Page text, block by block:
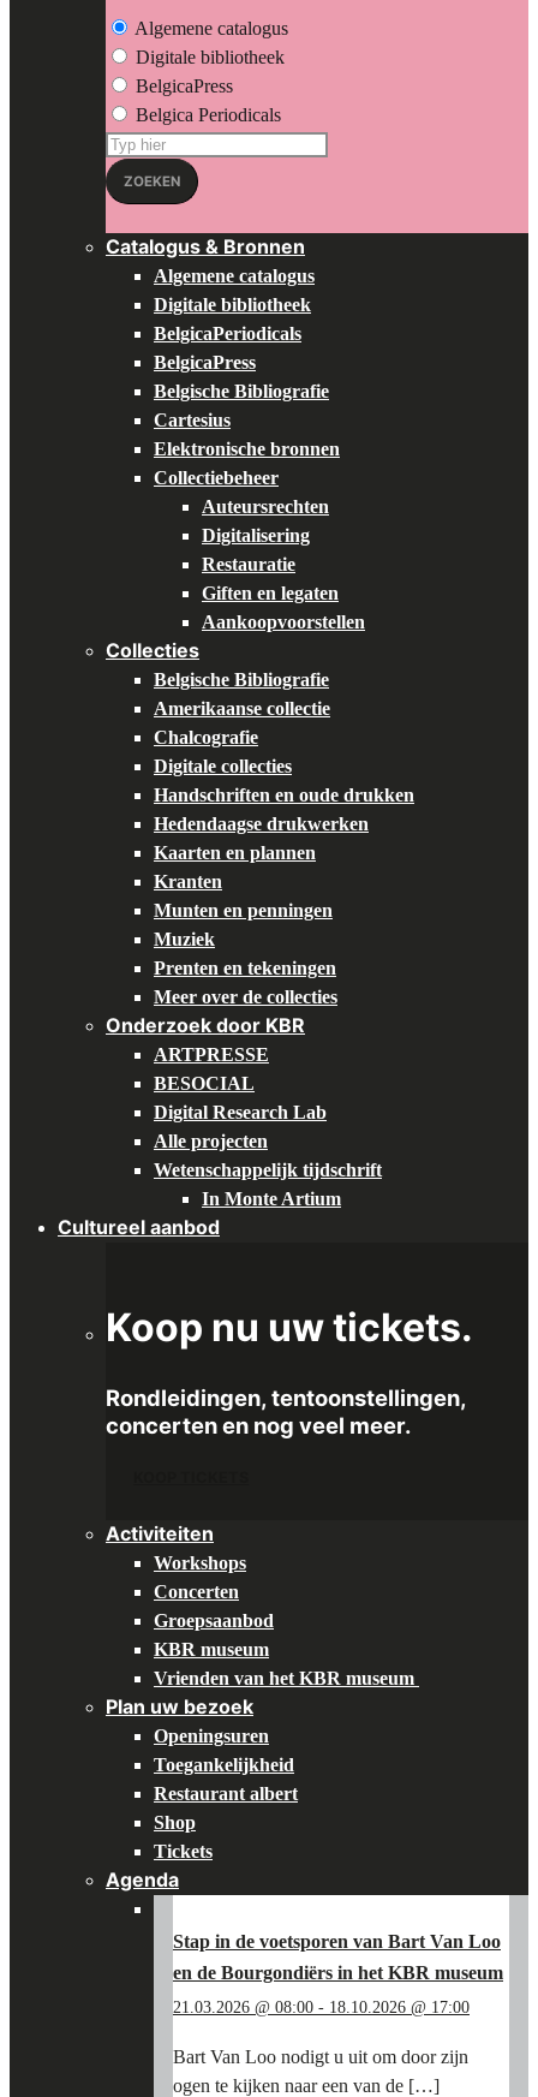
Algemene catalogus
Digitale bibliotheek
BelgicaPress
Belgica Periodicals
Zoeken
op:ZOEKEN
Catalogus & Bronnen
Algemene catalogus
Digitale bibliotheek
BelgicaPeriodicals
BelgicaPress
Belgische Bibliografie
Cartesius
Elektronische bronnen
Collectiebeheer
Auteursrechten
Digitalisering
Restauratie
Giften en legaten
Aankoopvoorstellen
Collecties
Belgische Bibliografie
Amerikaanse collectie
Chalcografie
Digitale collecties
Handschriften en oude drukken
Hedendaagse drukwerken
Kaarten en plannen
Kranten
Munten en penningen
Muziek
Prenten en tekeningen
Meer over de collecties
Onderzoek door KBR
ARTPRESSE
BESOCIAL
Digital Research Lab
Alle projecten
Wetenschappelijk tijdschrift
In Monte Artium
Cultureel aanbod
Koop nu uw tickets.
Rondleidingen, tentoonstellingen,
concerten en nog veel meer.
Activiteiten
Workshops
Concerten
Groepsaanbod
KBR museum
Vrienden van het KBR museum
Plan uw bezoek
Openingsuren
Toegankelijkheid
Restaurant albert
Shop
Tickets
Agenda
Stap in de voetsporen van Bart Van Loo
en de Bourgondiërs in het KBR museum
21.03.2026 @ 08:00 - 18.10.2026 @ 17:00
Bart Van Loo nodigt u uit om door zijn
ogen te kijken naar een van de […]